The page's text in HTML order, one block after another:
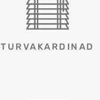
TURVAKARDINAD